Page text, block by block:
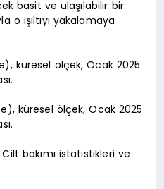
basit ve ulaşılabilir bir
o ışıltıyı yakalamaya
küresel ölçek, Ocak 2025
küresel ölçek, Ocak 2025
bakımı istatistikleri ve